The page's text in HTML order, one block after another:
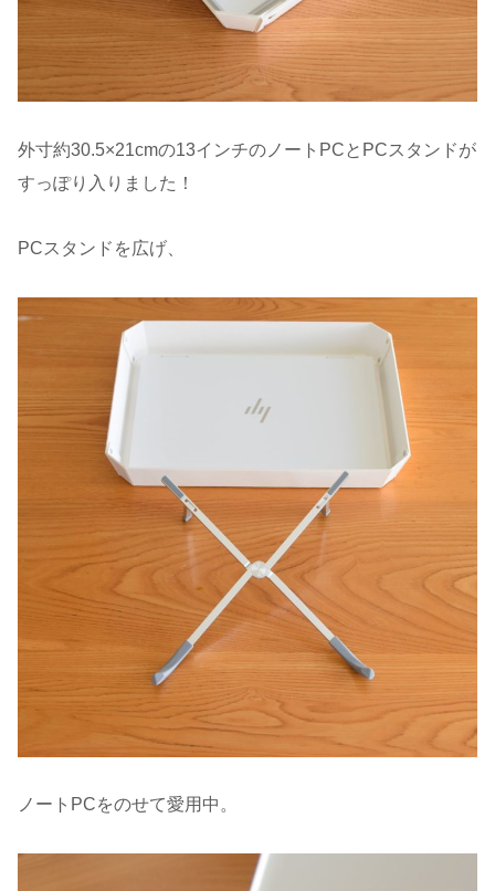
外寸約30.5×21cmの13インチのノートPCとPCスタンドが
すっぽり入りました！
PCスタンドを広げ、
ノートPCをのせて愛用中。